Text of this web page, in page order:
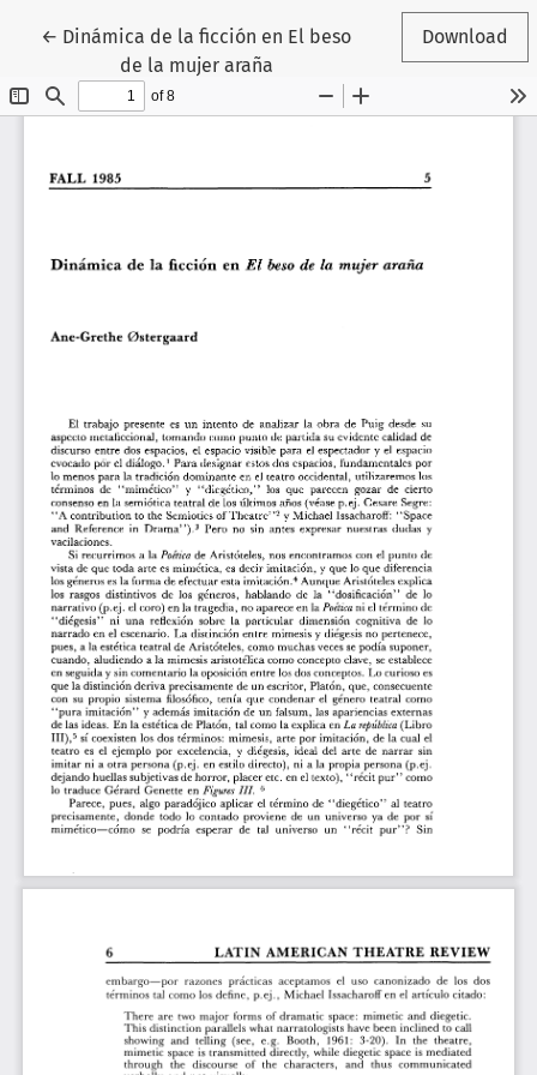
← Return to Article Details
Dinámica de la ficción en El beso
de la mujer araña
Download